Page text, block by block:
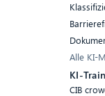
Alle KI-
KI-
CIB